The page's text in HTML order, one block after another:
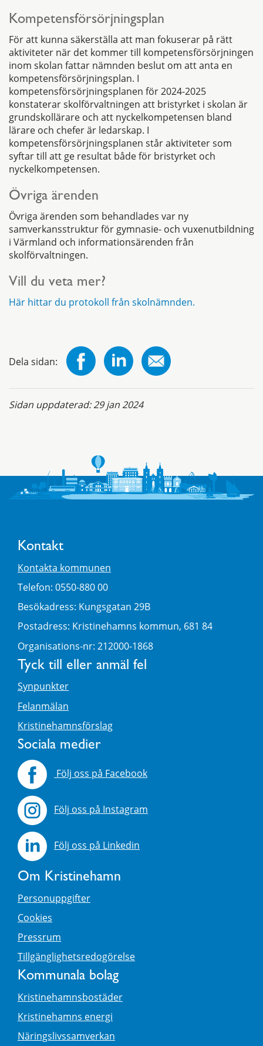
Kompetensförsörjningsplan
För att kunna säkerställa att man fokuserar på rätt
aktiviteter när det kommer till kompetensförsörjningen
inom skolan fattar nämnden beslut om att anta en
kompetensförsörjningsplan. I
kompetensförsörjningsplanen för 2024-2025
konstaterar skolförvaltningen att bristyrket i skolan är
grundskollärare och att nyckelkompetensen bland
lärare och chefer är ledarskap. I
kompetensförsörjningsplanen står aktiviteter som
syftar till att ge resultat både för bristyrket och
nyckelkompetensen.
Övriga ärenden
Övriga ärenden som behandlades var ny
samverkansstruktur för gymnasie- och vuxenutbildning
i Värmland och informationsärenden från
skolförvaltningen.
Vill du veta mer?
Här hittar du protokoll från skolnämnden.
Dela sidan:
Sidan uppdaterad:29 jan 2024
Kontakt
Kontakta kommunen
Telefon: 0550-880 00
Besökadress: Kungsgatan 29B
Postadress: Kristinehamns kommun, 681 84
Organisations-nr: 212000-1868
Tyck till eller anmäl fel
Synpunkter
Felanmälan
Kristinehamnsförslag
Sociala medier
Följ oss på Facebook
Följ oss på Instagram
Följ oss på Linkedin
Om Kristinehamn
Personuppgifter
Cookies
Pressrum
Tillgänglighetsredogörelse
Kommunala bolag
Kristinehamnsbostäder
Kristinehamns energi
Näringslivssamverkan